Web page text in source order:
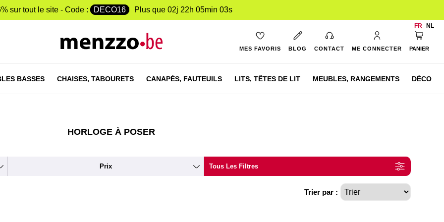
sur tout le site - Code : DECO16 Plus que 02j 22h 05min 03s
FR NL
MES FAVORIS BLOG CONTACT ME CONNECTER PANIER
BASSES CHAISES, TABOURETS CANAPÉS, FAUTEUILS LITS, TÊTES DE LIT MEUBLES, RANGEMENTS DÉCO
HORLOGE À POSER
Prix Tous Les Filtres
Trier par :